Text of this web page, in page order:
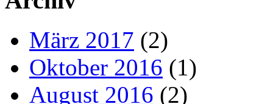
März 2017 (2)
Oktober 2016 (1)
August 2016 (2)